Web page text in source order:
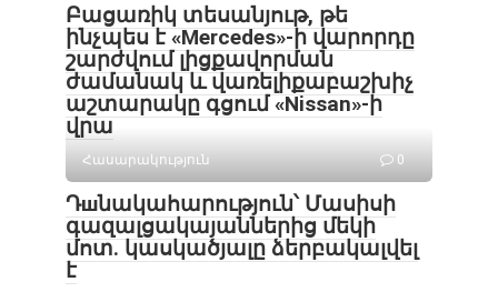
Բացառիկ տեսանյութ, թե
ինչպես է «Mercedes»-ի վարորդը
շարժվում լիցքավորման
ժամանակ և վառելիքաբաշխիչ
աշտարակը գցում «Nissan»-ի
վրա
Հասարակություն 0
Դшնակահարություն՝ Մասիսի
գազալցակայաններից մեկի
մոտ. կասկածյալը ձերբակալվել
է